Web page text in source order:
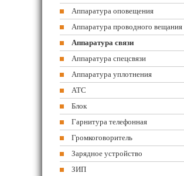
Аппаратура оповещения
Аппаратура проводного вещания
Аппаратура связи
Аппаратура спецсвязи
Аппаратура уплотнения
АТС
Блок
Гарнитура телефонная
Громкоговоритель
Зарядное устройство
ЗИП